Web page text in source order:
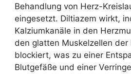
Behandlung von Herz-
eingesetzt. Diltiazem wirkt,
Kalziumkanäle in den
den glatten Muskelzellen der
blockiert, was zu einer
Blutgefäße und einer